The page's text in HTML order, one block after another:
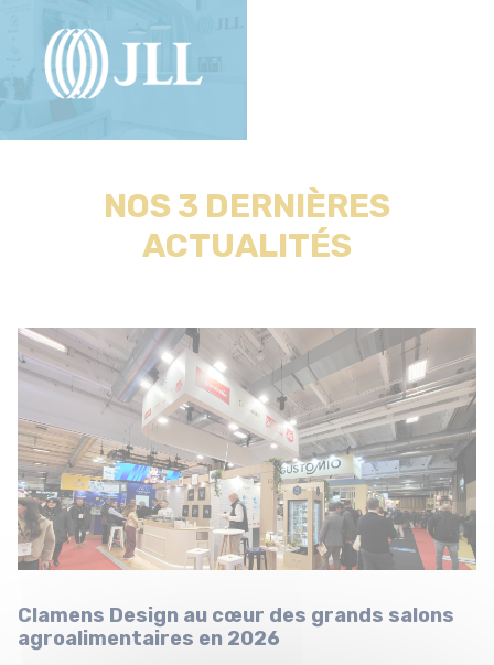
NOS 3 DERNIÈRES
ACTUALITÉS
Clamens Design au cœur des grands salons
agroalimentaires en 2026